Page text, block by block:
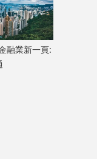
融業新一頁: